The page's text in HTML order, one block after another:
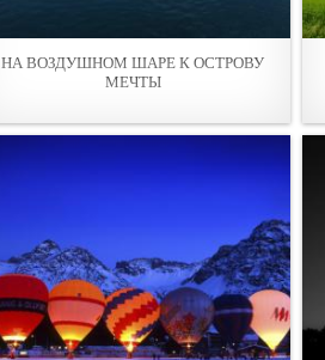
НА ВОЗДУШНОМ ШАРЕ К ОСТРОВУ
МЕЧТЫ